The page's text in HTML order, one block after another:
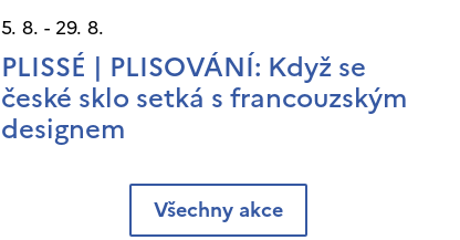
5. 8. - 29. 8.
PLISSÉ | PLISOVÁNÍ: Když se
české sklo setká s francouzským
designem
Všechny akce